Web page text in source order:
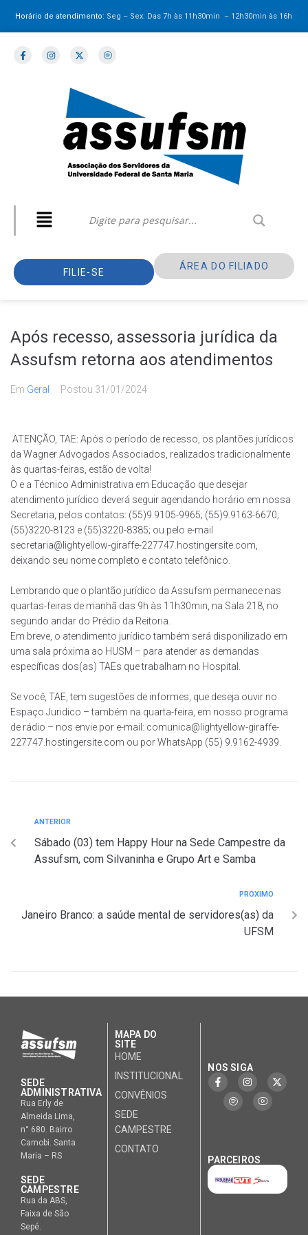
Horário de atendimento: Seg – Sex: Das 7h às 11h30min – 12h30minàs 16h
FILIE-SE
ÁREA DO FILIADO
Após recesso, assessoria jurídica da
Assufsm retorna aos atendimentos
Em Geral Postou 31/01/2024
ATENÇÃO, TAE: Após o período de recesso, os plantões jurídicos
da Wagner Advogados Associados, realizados tradicionalmente
às quartas-feiras, estão de volta!
O e a Técnico Administrativa em Educação que desejar
atendimento jurídico deverá seguir agendando horário em nossa
Secretaria, pelos contatos: (55)9.9105-9965; (55)9.9163-6670;
(55)3220-8123 e (55)3220-8385; ou pelo e-mail
secretaria@lightyellow-giraffe-227747.hostingersite.com,
deixando seu nome completo e contato telefônico.
Lembrando que o plantão jurídico da Assufsm permanece nas
quartas-feiras de manhã das 9h às 11h30min, na Sala 218, no
segundo andar do Prédio da Reitoria.
Em breve, o atendimento jurídico também será disponilizado em
uma sala próxima ao HUSM – para atender as demandas
específicas dos(as) TAEs que trabalham no Hospital.
Se você, TAE, tem sugestões de informes, que deseja ouvir no
Espaço Juridico – também na quarta-feira, em nosso programa
de rádio – nos envie por e-mail: comunica@lightyellow-giraffe-
227747.hostingersite.com ou por WhatsApp (55) 9.9162-4939.
ANTERIOR
Sábado (03) tem Happy Hour na Sede Campestre da
Assufsm, com Silvaninha e Grupo Art e Samba
PRÓXIMO
Janeiro Branco: a saúde mental de servidores(as) da
UFSM
SEDE
ADMINISTRATIVA
Rua Erly de
Almeida Lima,
n° 680. Bairro
Camobi. Santa
Maria – RS
SEDE
CAMPESTRE
Rua da ABS,
Faixa de São
Sepé.
MAPA DO
SITE
HOME
INSTITUCIONAL
CONVÊNIOS
SEDE
CAMPESTRE
CONTATO
NOS SIGA
PARCEIROS